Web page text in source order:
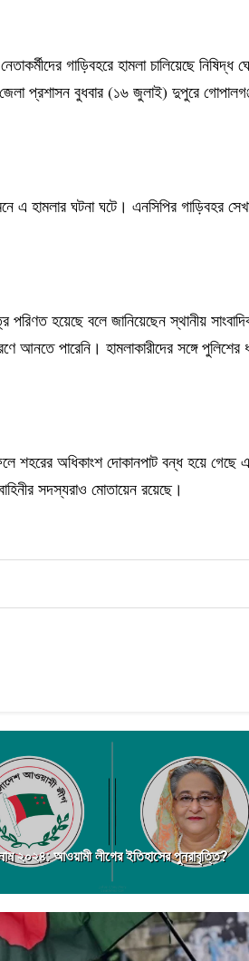
গাড়িবহরে হামলা চালিয়েছে নিষিদ্ধ
প্রশাসন বুধবার (১৬ জুলাই) দুপুরে
এ হামলার ঘটনা ঘটে। এনসিপির গাড়িবহর
হয়েছে বলে জানিয়েছেন স্থানীয়
আনতে পারেনি। হামলাকারীদের সঙ্গে পুলিশের
শহরের অধিকাংশ দোকানপাট বন্ধ হয়ে গেছে
সদস্যরাও মোতায়েন রয়েছে।
২০২৪: আওয়ামী লীগের ইতিহাসের পুনরাবৃত্তি?